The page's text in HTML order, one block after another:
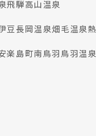
飛騨高山温泉
豆長岡温泉畑毛温泉
楽島町南鳥羽鳥羽温